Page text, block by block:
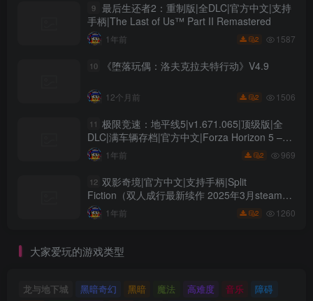
9 最后生还者2：重制版|全DLC|官方中文|支持
手柄|The Last of Us™ Part II Remastered
1年前 2 1587
10 《堕落玩偶：洛夫克拉夫特行动》V4.9
12个月前 2 1506
11 极限竞速：地平线5|v1.671.065|顶级版|全
DLC|满车辆存档|官方中文|Forza Horizon 5 –
Premium Edition
1年前 2 969
12 双影奇境|官方中文|支持手柄|Split
Fiction（双人成行最新续作 2025年3月steam
top1）1年前 2 1260
大家爱玩的游戏类型
龙与地下城 黑暗奇幻 黑暗 魔法 高难度 音乐
障碍